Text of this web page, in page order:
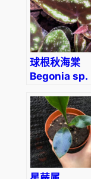
球根秋海棠
Begonia sp.